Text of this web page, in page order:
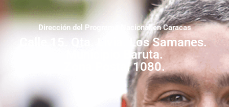
Dirección del Programa Nacional en Caracas
Calle 15. Qta. Livia. Los Samanes.
Municipio Baruta.
Zona Postal 1080.